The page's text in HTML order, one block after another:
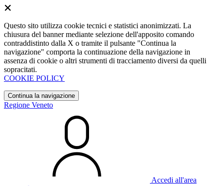
Questo sito utilizza cookie tecnici e statistici anonimizzati. La
chiusura del banner mediante selezione dell'apposito comando
contraddistinto dalla X o tramite il pulsante "Continua la
navigazione" comporta la continuazione della navigazione in
assenza di cookie o altri strumenti di tracciamento diversi da quelli
sopracitati.
COOKIE POLICY
Continua la navigazione
Regione Veneto
Accedi all'area